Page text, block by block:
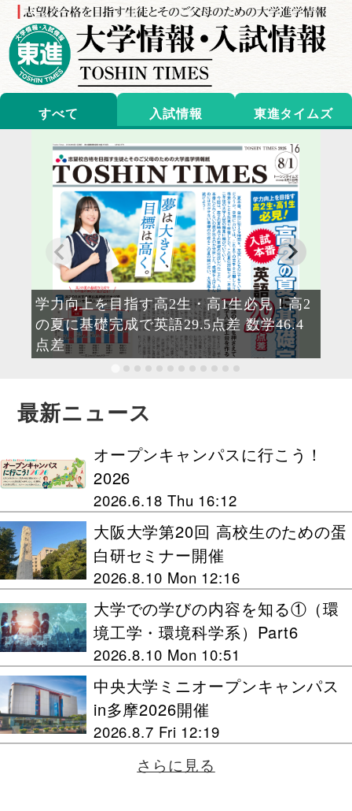
すべて 入試情報 東進タイムズ
学力向上を目指す高2生・高1生必見！高2
の夏に基礎完成で英語29.5点差 数学46.4
点差
最新ニュース
オープンキャンパスに行こう！
2026
2026.6.18 Thu 16:12
大阪大学第20回 高校生のための蛋
白研セミナー開催
2026.8.10 Mon 12:16
大学での学びの内容を知る①（環
境工学・環境科学系）Part6
2026.8.10 Mon 10:51
中央大学ミニオープンキャンパス
in多摩2026開催
2026.8.7 Fri 12:19
さらに見る